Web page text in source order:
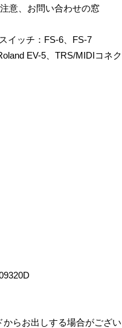
意、お問い合わせの窓
イッチ：FS-6、FS-7
EV-5、TRS/MIDIコネク
らお出しする場合がござい